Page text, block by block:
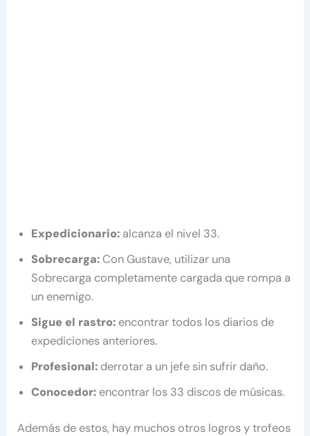
Expedicionario: alcanza el nivel 33.
Sobrecarga:Con Gustave, utilizar una
Sobrecarga completamente cargada que rompa a
un enemigo.
Sigue el rastro: encontrar todos los diarios de
expediciones anteriores.
Profesional: derrotar a un jefe sin sufrir daño.
Conocedor: encontrar los 33 discos de músicas.
Además de estos, hay muchos otros logros y trofeos